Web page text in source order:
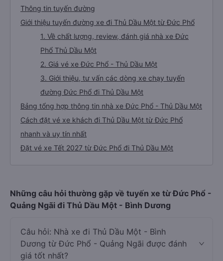
Thông tin tuyến đường
Giới thiệu tuyến đường xe đi Thủ Dầu Một từ Đức Phổ
1. Về chất lượng, review, đánh giá nhà xe Đức
Phổ Thủ Dầu Một
2. Giá vé xe Đức Phổ - Thủ Dầu Một
3. Giới thiệu, tư vấn các dòng xe chạy tuyến
đường Đức Phổ đi Thủ Dầu Một
Bảng tổng hợp thông tin nhà xe Đức Phổ - Thủ Dầu Một
Cách đặt vé xe khách đi Thủ Dầu Một từ Đức Phổ
nhanh và uy tín nhất
Đặt vé xe Tết 2027 từ Đức Phổ đi Thủ Dầu Một
Những câu hỏi thường gặp về tuyến xe từ Đức Phổ -
Quảng Ngãi đi Thủ Dầu Một - Bình Dương
Câu hỏi: Nhà xe đi Thủ Dầu Một - Bình
Dương từ Đức Phổ - Quảng Ngãi được đánh
giá tốt nhất?